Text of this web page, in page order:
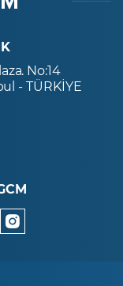
No:14
- TÜRKİYE